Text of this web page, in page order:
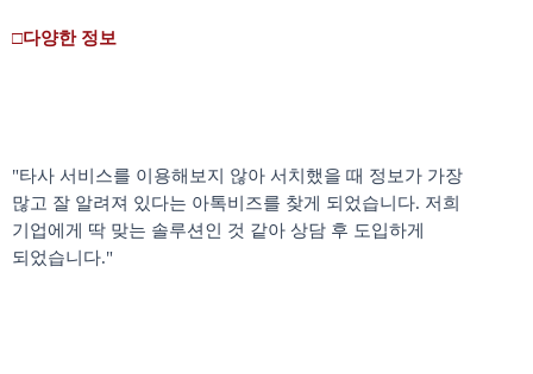
□다양한 정보
"타사 서비스를 이용해보지 않아 서치했을 때 정보가 가장
많고 잘 알려져 있다는 아톡비즈를 찾게 되었습니다. 저희
기업에게 딱 맞는 솔루션인 것 같아 상담 후 도입하게
되었습니다."